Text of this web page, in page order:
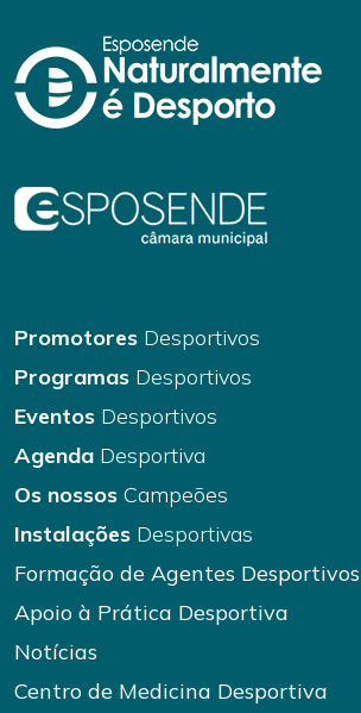
Promotores Desportivos
Programas Desportivos
Eventos Desportivos
Agenda Desportiva
Os nossos Campeões
Instalações Desportivas
Formação de Agentes Desportivos
Apoio à Prática Desportiva
Notícias
Centro de Medicina Desportiva